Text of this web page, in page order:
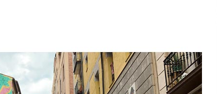
2026/07/07
SOINUGELA: Paul McCartney eta
Ringo Starr-en lan berriak